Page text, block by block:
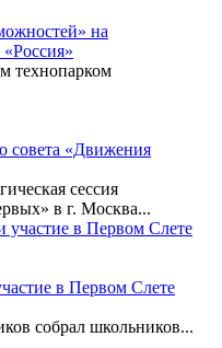
на
технопарком
совета «Движения
сессия
в г. Москва...
в Первом Слете
собрал школьников...